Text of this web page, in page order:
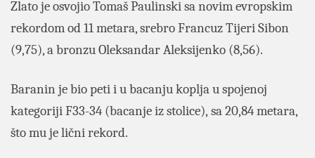
Zlato je osvojio Tomaš Paulinski sa novim evropskim
rekordom od 11 metara, srebro Francuz Tijeri Sibon
(9,75), a bronzu Oleksandar Aleksijenko (8,56).
Baranin je bio peti i u bacanju koplja u spojenoj
kategoriji F33-34 (bacanje iz stolice), sa 20,84 metara,
što mu je lični rekord.